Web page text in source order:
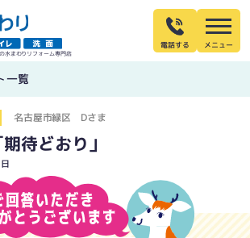
水まわりリフォーム専門店
電話する
一覧
名古屋市緑区 Dさま
待どおり」